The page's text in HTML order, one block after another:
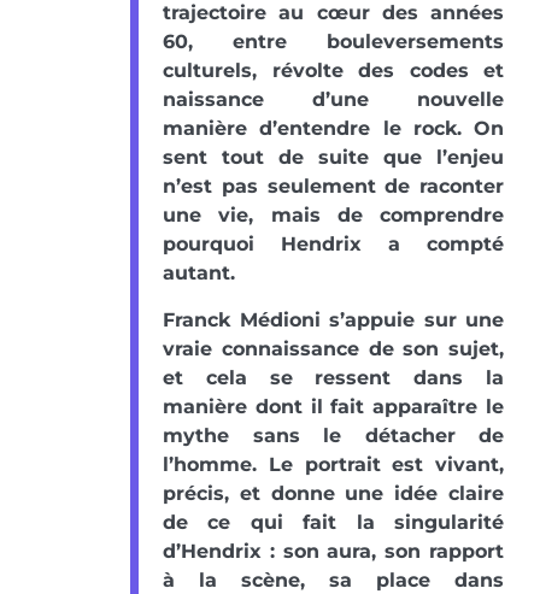
trajectoire au cœur des années
60, entre bouleversements
culturels, révolte des codes et
naissance d’une nouvelle
manière d’entendre le rock. On
sent tout de suite que l’enjeu
n’est pas seulement de raconter
une vie, mais de comprendre
pourquoi Hendrix a compté
autant.
Franck Médioni s’appuie sur une
vraie connaissance de son sujet,
et cela se ressent dans la
manière dont il fait apparaître le
mythe sans le détacher de
l’homme. Le portrait est vivant,
précis, et donne une idée claire
de ce qui fait la singularité
d’Hendrix : son aura, son rapport
à la scène, sa place dans